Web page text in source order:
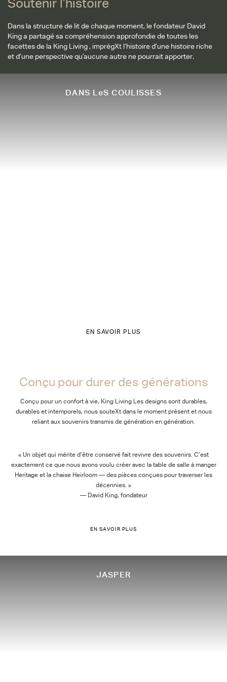
Soutenir l’histoire
Dans la structure de lit de chaque moment, le fondateur David
King a partagé sa compréhension approfondie de toutes les
facettes de la King Living , imprégXt l’histoire d’une histoire riche
et d’une perspective qu’aucune autre ne pourrait apporter.
DANS LeS COULISSES
EN SAVOIR PLUS
Conçu pour durer des générations
Conçu pour un confort à vie, King Living Les designs sont durables,
durables et intemporels, nous souteXt dans le moment présent et nous
reliant aux souvenirs transmis de génération en génération.
« Un objet qui mérite d’être conservé fait revivre des souvenirs. C’est
exactement ce que nous avons voulu créer avec la table de salle à manger
Heritage et la chaise Heirloom — des pièces conçues pour traverser les
décennies. »
— David King, fondateur
EN SAVOIR PLUS
JASPER